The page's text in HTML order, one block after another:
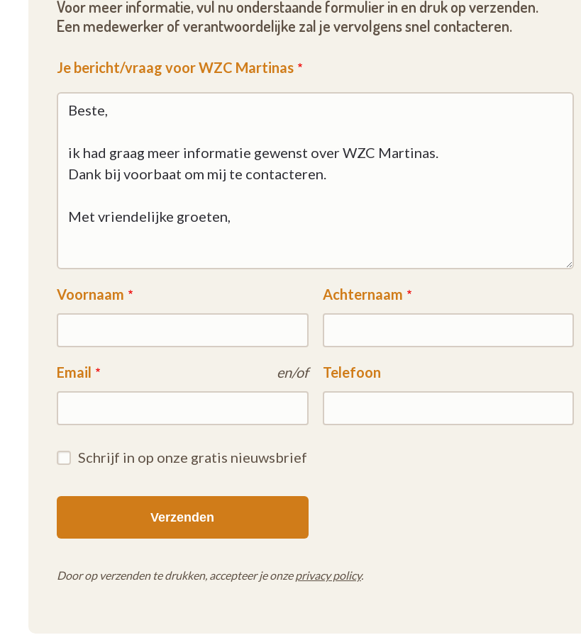
Voor meer informatie, vul nu onderstaande formulier in en druk op verzenden.
Een medewerker of verantwoordelijke zal je vervolgens snel contacteren.
Je bericht/vraag voor WZC Martinas
Voornaam Achternaam
Email en/of Telefoon
Schrijf in op onze gratis nieuwsbrief
Door op verzenden te drukken, accepteer je onzeprivacy policy.